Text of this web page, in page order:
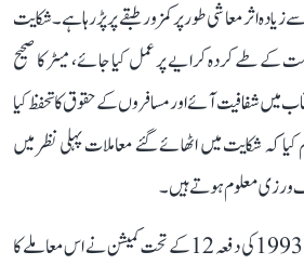
اثر معاشی طور پر کمزور طبقے پر پڑ رہا ہے۔ شکایت
کے طے کردہ کرایے پر عمل کیا جائے، میٹر کا صحیح
میں شفافیت آئے اور مسافروں کے حقوق کا تحفظ کیا
کہ شکایت میں اٹھائے گئے معاملات پہلی نظر میں
ورزی معلوم ہوتے ہیں۔
انسانی حقوق کے تحفظ کے ایکٹ 1993 کی دفعہ 12 کے تحت کمیشن نے اس معاملے کا